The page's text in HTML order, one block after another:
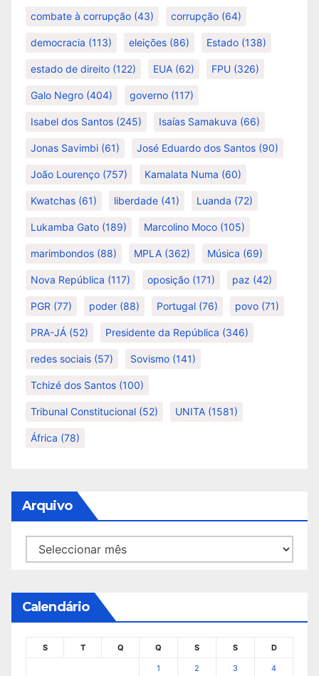
combate à corrupção (43) corrupção (64)
democracia (113) eleições (86) Estado (138)
estado de direito (122) EUA (62) FPU (326)
Galo Negro (404) governo (117)
Isabel dos Santos (245) Isaías Samakuva (66)
Jonas Savimbi (61) José Eduardo dos Santos (90)
João Lourenço (757) Kamalata Numa (60)
Kwatchas (61) liberdade (41) Luanda (72)
Lukamba Gato (189) Marcolino Moco (105)
marimbondos (88) MPLA (362) Música (69)
Nova República (117) oposição (171) paz (42)
PGR (77) poder (88) Portugal (76) povo (71)
PRA-JÁ (52) Presidente da República (346)
redes sociais (57) Sovismo (141)
Tchizé dos Santos (100)
Tribunal Constitucional (52) UNITA (1581)
África (78)
Arquivo
Arquivo
Calendário
S T Q Q S S D
1 2 3 4